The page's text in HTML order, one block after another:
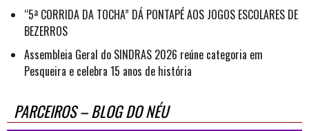
“5ª CORRIDA DA TOCHA” DÁ PONTAPÉ AOS JOGOS ESCOLARES DE
BEZERROS
Assembleia Geral do SINDRAS 2026 reúne categoria em
Pesqueira e celebra 15 anos de história
PARCEIROS – BLOG DO NÉU